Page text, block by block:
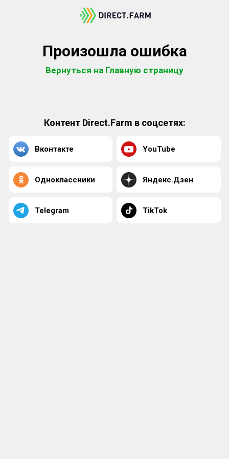
Произошла ошибка
Вернуться на Главную страницу
Контент Direct.Farm в соцсетях:
Вконтакте YouTube
Одноклассники Яндекс.Дзен
Telegram TikTok